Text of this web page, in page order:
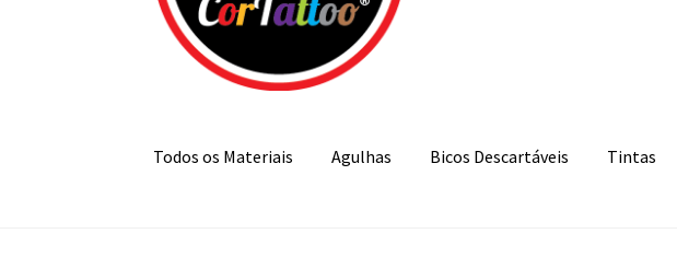
Todos os Materiais Agulhas Bicos Descartáveis Tintas